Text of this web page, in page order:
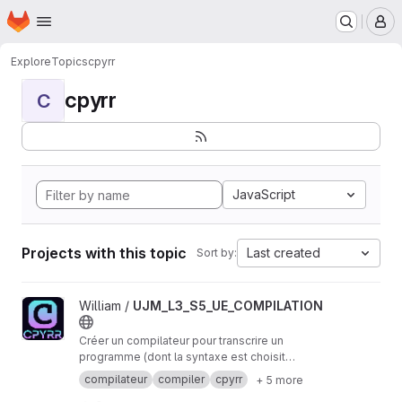
Skip to main content
Homepage
ExploreTopicscpyrr
C cpyrr
JavaScript
Projects with this topic Sort by: Last created
View UJM_L3_S5_UE_COMPILATION project
William / UJM_L3_S5_UE_COMPILATION
Créer un compilateur pour transcrire un
programme (dont la syntaxe est choisit
arbitrairement) en arbre qui sera ensuite
exécuté par une machine virtuelle.
compilateur compiler cpyrr + 5 more